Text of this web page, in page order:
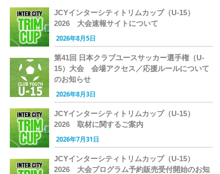
JCYインターシティトリムカップ（U-15）
2026 大会速報サイトについて
2026年8月5日
第41回 日本クラブユースサッカー選手権（U-
15）大会 会場アクセス／応援ルールについて
のお知らせ
2026年8月3日
JCYインターシティトリムカップ（U-15）
2026 取材に関するご案内
2026年7月31日
JCYインターシティトリムカップ（U-15）
2026 大会プログラム予約販売受付開始のお知